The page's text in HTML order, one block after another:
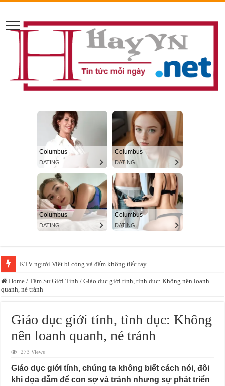
KTV người Việt bị còng và đấm không tiếc tay.
Home / Tâm Sự Giới Tính / Giáo dục giới tính, tình dục: Không nên loanh
quanh, né tránh
Giáo dục giới tính, tình dục: Không
nên loanh quanh, né tránh
273 Views
Giáo dục giới tính, chúng ta không biết cách nói, đôi
khi dọa dẫm để con sợ và tránh nhưng sự phát triển